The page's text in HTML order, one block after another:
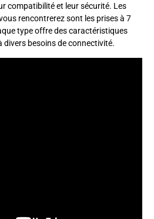
compatibilité et leur sécurité. Les
rencontrerez sont les prises à 7
type offre des caractéristiques
besoins de connectivité.